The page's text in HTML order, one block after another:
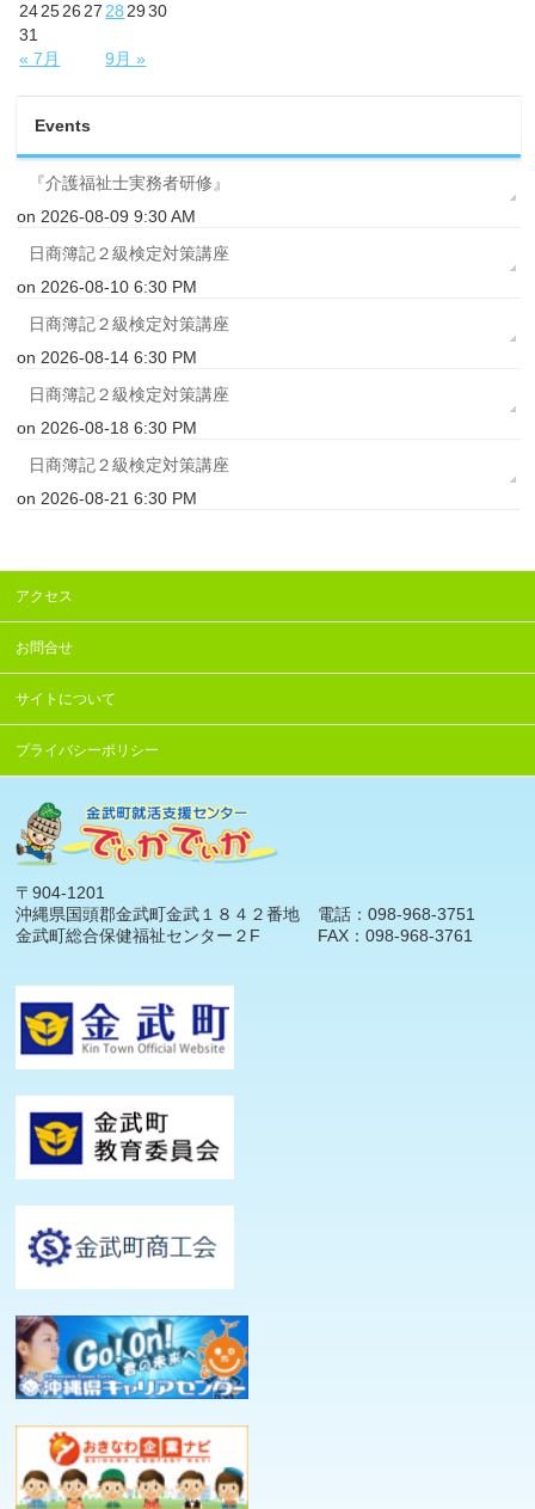
« 7月 9月 »
242526 27 28 29 30
31
Events
『介護福祉士実務者研修』
on 2026-08-09 9:30 AM
日商簿記２級検定対策講座
on 2026-08-10 6:30 PM
日商簿記２級検定対策講座
on 2026-08-14 6:30 PM
日商簿記２級検定対策講座
on 2026-08-18 6:30 PM
日商簿記２級検定対策講座
on 2026-08-21 6:30 PM
アクセス
お問合せ
サイトについて
プライバシーポリシー
〒904-1201
沖縄県国頭郡金武町金武１８４２番地
金武町総合保健福祉センター２F
電話：098-968-3751
FAX：098-968-3761